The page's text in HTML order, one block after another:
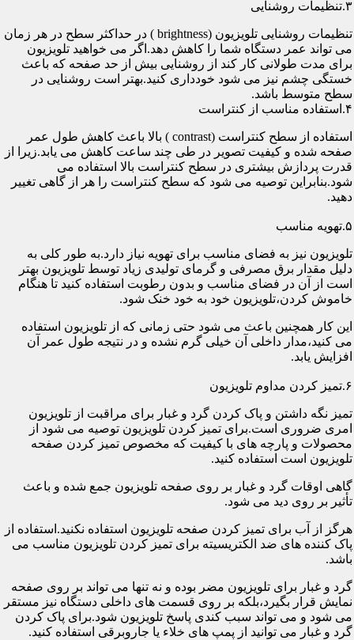
۳.تنظیمات روشنایی
تنظیمات روشنایی تلویزیون (brightness ) در حداکثر سطح در هر زمان
می تواند عمر دستگاه شما را کاهش دهد.اگر می خواهید تلویزیون
برای مدت طولانی کار کند از روشنایی بیش از حد صفحه که باعث
خستگی چشم نیز می شود خودداری کنید.بهتر است روشنایی در
سطح متوسط باشد.
۴.استفاده مناسب از کنتراست
استفاده از سطح کنتراست (contrast ) بالا باعث کاهش طول عمر
صفحه شده و کیفیت تصویر در طی چند ساعت کاهش می یابد.زیرا از
قدرت پردازش بیشتری در سطح کنتراست بالا استفاده می
شود.بنابراین توصیه می شود که سطح کنتراست را هر از گاهی تغییر
دهید.
۵.تهویه مناسب
تلویزیون نیز به فضای مناسب برای تهویه نیاز دارد.به طور کلی به
دلیل مقدار برق مصرفی و گرمای تولیدی زیاد توسط تلویزیون بهتر
است از آن در فضای مناسب و بدون رطوبت استفاده کنید تا هنگام
خاموش کردن،تلویزیون خود به خود خنک شود.
این کار همچنین باعث می شود حتی زمانی که از تلویزیون استفاده
می کنید،مدار داخلی آن خیلی گرم نشده و در نتیجه طول عمر آن
افزایش یابد.
۶.تمیز کردن مداوم تلویزیون
تمیز نگه داشتن و پاک کردن گرد و غبار برای مراقبت از تلویزیون
امری ضروری است.برای تمیز کردن تلویزیون توصیه می شود از
محصولات و پارچه های با کیفیت که مخصوص تمیز کردن صفحه
تلویزیون است استفاده کنید.
گاهی اوقات گرد و غبار بر روی صفحه تلویزیون جمع شده و باعث
تأثیر بر روی دید می شود.
هرگز از آب برای تمیز کردن صفحه تلویزیون استفاده نکنید.استفاده از
پاک کننده های ضد الکتریسیته برای تمیز کردن تلویزیون مناسب می
باشد.
گرد و غبار برای تلویزیون مضر بوده و نه تنها می تواند بر روی صفحه
نمایش قرار بگیرد،بلکه بر روی قسمت های داخلی دستگاه نیز مستقر
می شود و می تواند سبب کندی پاسخ تلویزیون شود.برای پاک کردن
گرد و غبار می توانید از پمپ های خلاء یا جاروبرقی استفاده کنید.